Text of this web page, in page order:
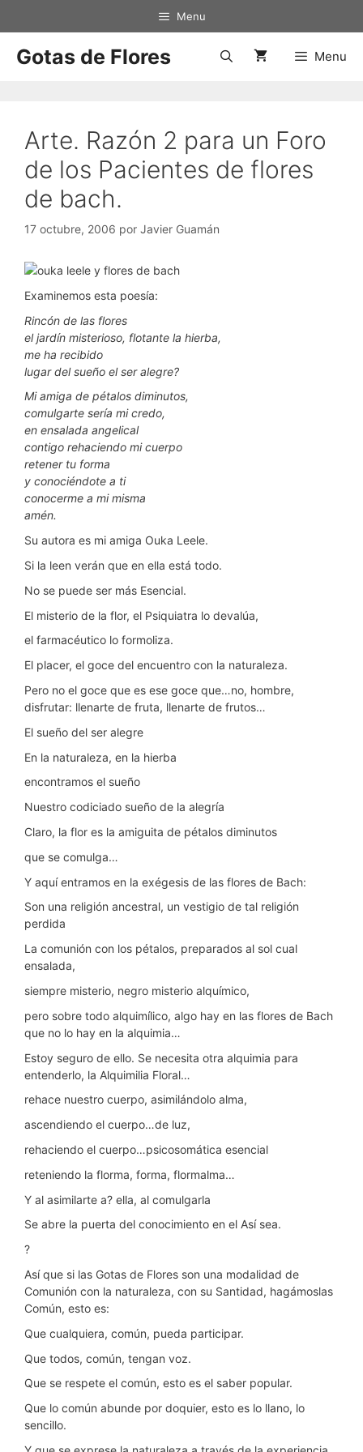
Menu
Gotas de Flores Menu
Arte. Razón 2 para un Foro
de los Pacientes de flores
de bach.
17 octubre, 2006 por Javier Guamán
Examinemos esta poesía:
Rincón de las flores
el jardín misterioso, flotante la hierba,
me ha recibido
lugar del sueño el ser alegre?
Mi amiga de pétalos diminutos,
comulgarte sería mi credo,
en ensalada angelical
contigo rehaciendo mi cuerpo
retener tu forma
y conociéndote a ti
conocerme a mi misma
amén.
Su autora es mi amiga Ouka Leele.
Si la leen verán que en ella está todo.
No se puede ser más Esencial.
El misterio de la flor, el Psiquiatra lo devalúa,
el farmacéutico lo formoliza.
El placer, el goce del encuentro con la naturaleza.
Pero no el goce que es ese goce que…no, hombre,
disfrutar: llenarte de fruta, llenarte de frutos…
El sueño del ser alegre
En la naturaleza, en la hierba
encontramos el sueño
Nuestro codiciado sueño de la alegría
Claro, la flor es la amiguita de pétalos diminutos
que se comulga…
Y aquí entramos en la exégesis de las flores de Bach:
Son una religión ancestral, un vestigio de tal religión
perdida
La comunión con los pétalos, preparados al sol cual
ensalada,
siempre misterio, negro misterio alquímico,
pero sobre todo alquimílico, algo hay en las flores de Bach
que no lo hay en la alquimia…
Estoy seguro de ello. Se necesita otra alquimia para
entenderlo, la Alquimilia Floral…
rehace nuestro cuerpo, asimilándolo alma,
ascendiendo el cuerpo…de luz,
rehaciendo el cuerpo…psicosomática esencial
reteniendo la florma, forma, flormalma…
Y al asimilarte a? ella, al comulgarla
Se abre la puerta del conocimiento en el Así sea.
?
Así que si las Gotas de Flores son una modalidad de
Comunión con la naturaleza, con su Santidad, hagámoslas
Común, esto es:
Que cualquiera, común, pueda participar.
Que todos, común, tengan voz.
Que se respete el común, esto es el saber popular.
Que lo común abunde por doquier, esto es lo llano, lo
sencillo.